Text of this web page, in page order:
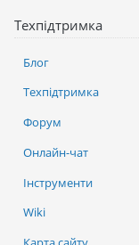
Техпідтримка
Блог
Техпідтримка
Форум
Онлайн-чат
Інструменти
Wiki